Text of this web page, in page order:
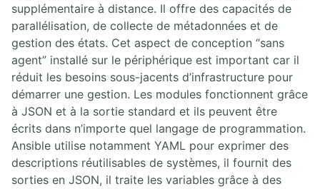
supplémentaire à distance. Il offre des capacités de
parallélisation, de collecte de métadonnées et de
gestion des états. Cet aspect de conception “sans
agent” installé sur le périphérique est important car il
réduit les besoins sous-jacents d’infrastructure pour
démarrer une gestion. Les modules fonctionnent grâce
à JSON et à la sortie standard et ils peuvent être
écrits dans n’importe quel langage de programmation.
Ansible utilise notamment YAML pour exprimer des
descriptions réutilisables de systèmes, il fournit des
sorties en JSON, il traite les variables grâce à des